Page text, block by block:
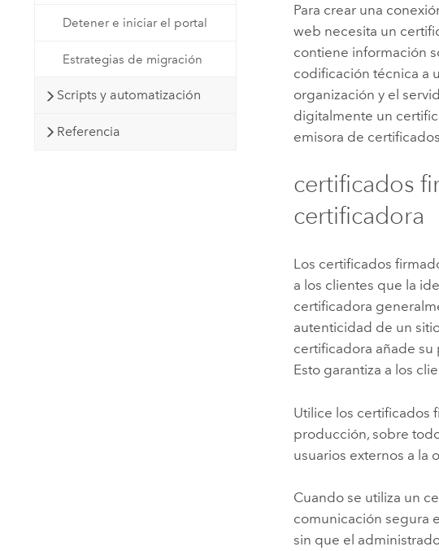
Detener e iniciar el portal
Estrategias de migración
Scripts y automatización
Referencia
Para crear una
web necesita un
contiene información
codificación técnica a
organización y el
digitalmente un
emisora de
certificados
certificadora
Los certificados
a los clientes que la
certificadora
autenticidad de un
certificadora añade
Esto garantiza a los
Utilice los certificados
producción, sobre
usuarios externos a la
Cuando se utiliza un
comunicación segura
sin que el